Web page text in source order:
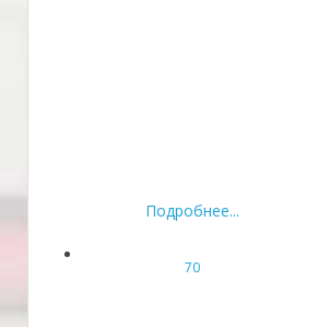
Подробнее...
70